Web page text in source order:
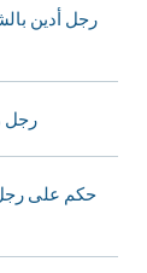
رجل
حكم على رجل